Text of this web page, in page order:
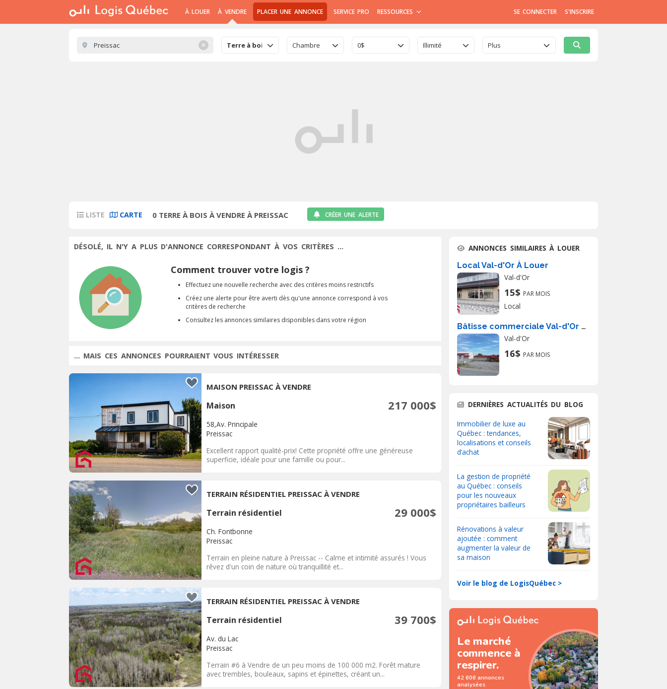
À LOUER À VENDRE PLACER UNE ANNONCE SERVICE PRO RESSOURCES SE CONNECTER S'INSCRIRE
✕ Terre à bois Chambre 0$ Illimité Plus
LISTE CARTE 0 TERRE À BOIS À VENDRE À PREISSAC CRÉER UNE ALERTE
DÉSOLÉ, IL N'Y A PLUS D'ANNONCE CORRESPONDANT À VOS CRITÈRES ...
Comment trouver votre logis ?
Effectuez une nouvelle recherche avec des critères moins restrictifs
Créez une alerte pour être averti dès qu'une annonce correspond à vos
critères de recherche
Consultez les annonces similaires disponibles dans votre région
... MAIS CES ANNONCES POURRAIENT VOUS INTÉRESSER
MAISON PREISSAC À VENDRE
Maison 217 000$
58,Av. Principale
Preissac
Excellent rapport qualité-prix! Cette propriété offre une généreuse
superficie, idéale pour une famille ou pour...
TERRAIN RÉSIDENTIEL PREISSAC À VENDRE
Terrain résidentiel 29 000$
Ch. Fontbonne
Preissac
Terrain en pleine nature à Preissac -- Calme et intimité assurés ! Vous
rêvez d'un coin de nature où tranquillité et...
TERRAIN RÉSIDENTIEL PREISSAC À VENDRE
Terrain résidentiel 39 700$
Av. du Lac
Preissac
Terrain #6 à Vendre de un peu moins de 100 000 m2. Forêt mature
avec trembles, bouleaux, sapins et épinettes, créant un...
ANNONCES SIMILAIRES À LOUER
Local Val-d'Or À Louer
Val-d'Or
15$ PAR MOIS
Local
Bâtisse commerciale Val-d'Or À Louer
Val-d'Or
16$ PAR MOIS
DERNIÈRES ACTUALITÉS DU BLOG
Immobilier de luxe au
Québec : tendances,
localisations et conseils
d’achat
La gestion de propriété
au Québec : conseils
pour les nouveaux
propriétaires bailleurs
Rénovations à valeur
ajoutée : comment
augmenter la valeur de
sa maison
Voir le blog de LogisQuébec >
Le marché
commence à
respirer.
42 606 annonces
analysées